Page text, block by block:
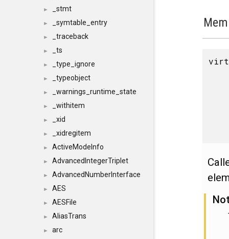
► _stmt
► _symtable_entry
► _traceback
► _ts
► _type_ignore
► _typeobject
► _warnings_runtime_state
► _withitem
► _xid
► _xidregitem
► ActiveModeInfo
► AdvancedIntegerTriplet
► AdvancedNumberInterface
► AES
► AESFile
► AliasTrans
► arc